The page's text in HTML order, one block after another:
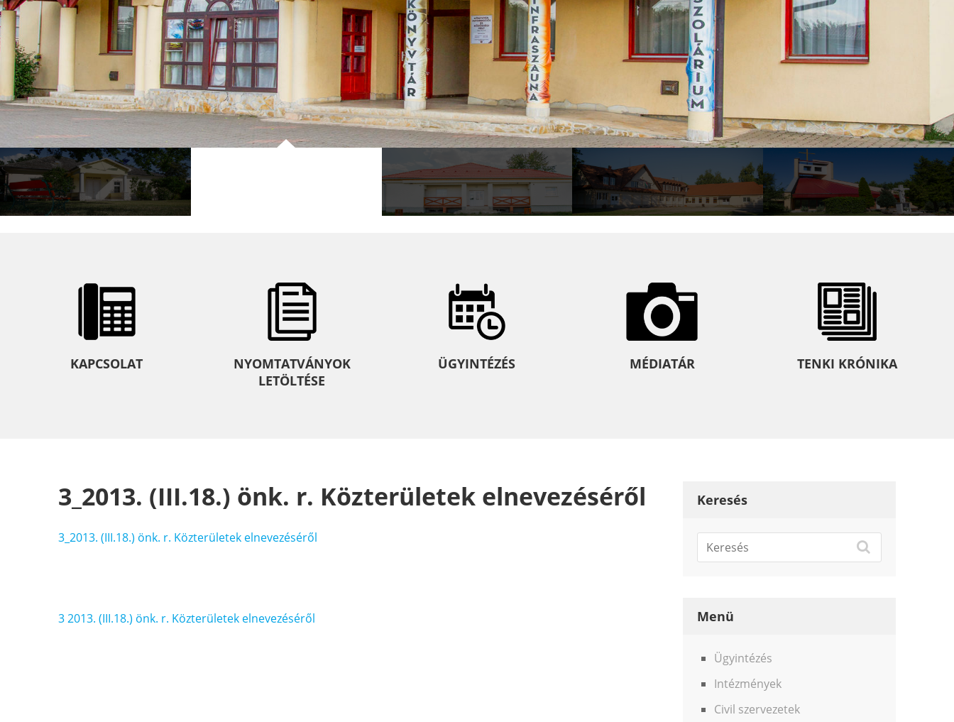
KAPCSOLAT
NYOMTATVÁNYOK
LETÖLTÉSE
ÜGYINTÉZÉS MÉDIATÁR TENKI KRÓNIKA
3_2013. (III.18.) önk. r. Közterületek elnevezéséről
3_2013. (III.18.) önk. r. Közterületek elnevezéséről
Bejegyzés
3 2013. (III.18.) önk. r. Közterületek elnevezéséről
Keresés
Menü
Ügyintézés
Intézmények
Civil szervezetek